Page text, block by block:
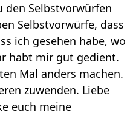
den Selbstvorwürfen
Selbstvorwürfe, dass
ich gesehen habe, wo
habt mir gut gedient.
Mal anders machen.
zuwenden. Liebe
euch meine